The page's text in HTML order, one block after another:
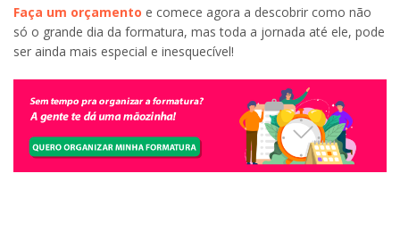
Faça um orçamento e comece agora a descobrir como não
só o grande dia da formatura, mas toda a jornada até ele, pode
ser ainda mais especial e inesquecível!